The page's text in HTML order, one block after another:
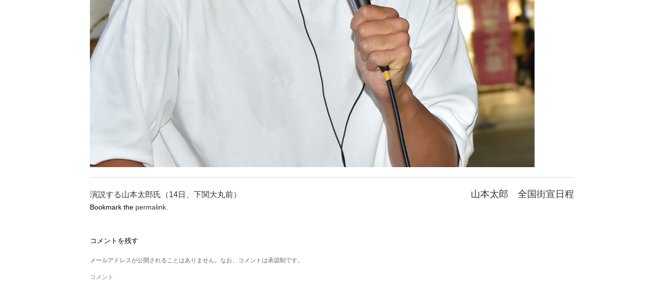
山本太郎 全国街宣日程
演説する山本太郎氏（14日、下関大丸前）
Bookmark the permalink
コメントを残す
メールアドレスが公開されることはありません。なお、コメントは承認制です。
コメント